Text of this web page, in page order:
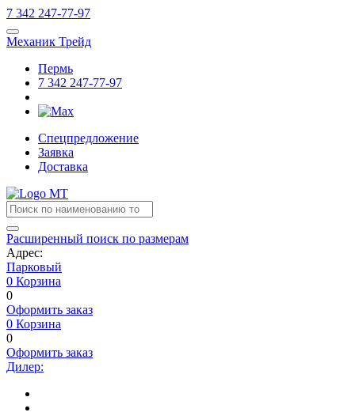
7 342 247-77-97
Механик Трейд
Пермь
7 342 247-77-97
Спецпредложение
Заявка
Доставка
Расширенный поиск по размерам
Адрес:
Парковый
0 Корзина
0
Оформить заказ
0 Корзина
0
Оформить заказ
Дилер: